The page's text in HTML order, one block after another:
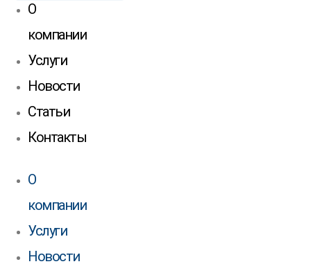
О
компании
Услуги
Новости
Статьи
Контакты
О
компании
Услуги
Новости